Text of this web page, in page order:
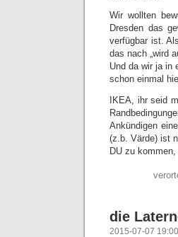
Wir wollten
Dresden das
verfügbar ist.
das nach „wird
Und da wir ja in
schon einmal
IKEA, ihr seid
Ankündigen
(z.b. Värde) ist
DU zu
die
2015-07-07 19:00